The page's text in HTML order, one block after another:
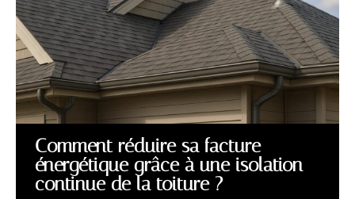
Comment réduire sa facture
énergétique grâce à une isolation
continue de la toiture ?